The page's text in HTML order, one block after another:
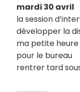
mardi 30 avril
la session
développer la
ma petite
pour le bureau
rentrer tard